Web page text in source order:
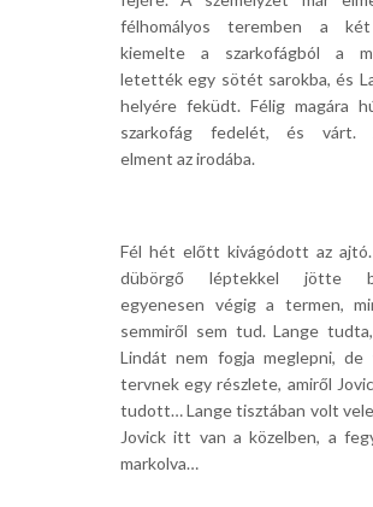
félhomályos teremben a
kiemelte a szarkofágból a
letették egy sötét sarokba, és
helyére feküdt. Félig magára
szarkofág fedelét, és várt.
elment az irodába.
Fél hét előtt kivágódott az ajtó.
dübörgő léptekkel jötte
egyenesen végig a termen,
semmiről sem tud. Lange
Lindát nem fogja meglepni, de
tervnek egy részlete, amiről
tudott… Lange tisztában volt
Jovick itt van a közelben, a
markolva…